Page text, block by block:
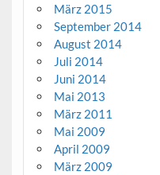
März 2015
September 2014
August 2014
Juli 2014
Juni 2014
Mai 2013
März 2011
Mai 2009
April 2009
März 2009